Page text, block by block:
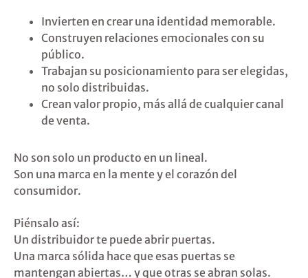
Invierten en crear una identidad memorable.
Construyen relaciones emocionales con su
público.
Trabajan su posicionamiento para ser elegidas,
no solo distribuidas.
Crean valor propio, más allá de cualquier canal
de venta.
No son solo un producto en un lineal.
Son una marca en la mente y el corazón del
consumidor.
Piénsalo así:
Un distribuidor te puede abrir puertas.
Una marca sólida hace que esas puertas se
mantengan abiertas… y que otras se abran solas.